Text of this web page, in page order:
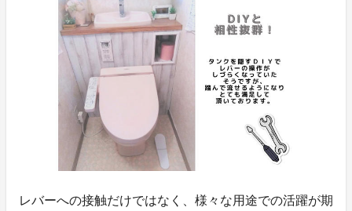
レバーへの接触だけではなく、様々な用途での活躍が期